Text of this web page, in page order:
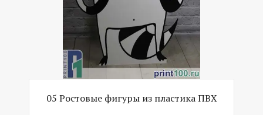
05 Ростовые фигуры из пластика ПВХ